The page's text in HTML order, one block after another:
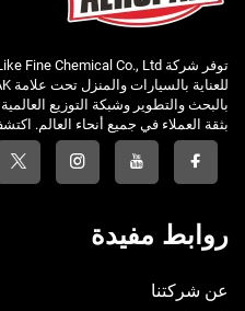
بالبحث والتطوير وشبكة التوزيع
بثقة العملاء في جميع أنحاء العالم.
روابط مفيدة
عن شركتنا